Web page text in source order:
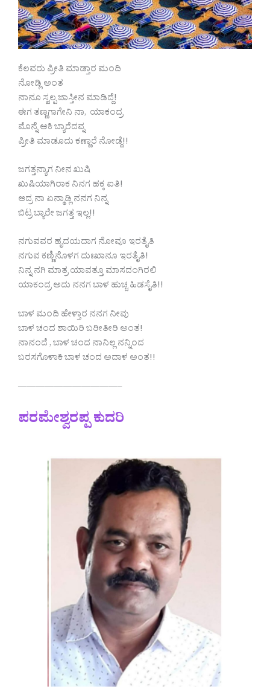
ಕೆಲವರು ಪ್ರೀತಿ ಮಾಡ್ತಾರ ಮಂದಿ
ನೋಡ್ಲಿ‌ ಅಂತ
ನಾನೂ ಸ್ವಲ್ಪ ಜಾಸ್ತೀನ ಮಾಡಿದ್ದೆ!
ಈಗ ತಣ್ಣಗಾಗೇನಿ ನಾ, ಯಾಕಂದ್ರ
ಮೊನ್ನೆ ಅಕಿ ಬ್ಯಾರೆದವ್ನ
ಪ್ರೀತಿ ಮಾಡೂದು ಕಣ್ಣಾರೆ ನೋಡ್ದೆ!!
ಜಗತ್ತನ್ಯಾಗ ನೀನ ಖುಷಿ
ಖುಷಿಯಾಗಿರಾಕ ನಿನಗ ಹಕ್ಕ ಐತಿ!
ಆದ್ರ ನಾ ಏನ್ಮಾಡ್ಲಿ ನನಗ ನಿನ್ನ
ಬಿಟ್ರ ಬ್ಯಾರೇ ಜಗತ್ತ ಇಲ್ಲ!!
ನಗುವವರ ಹೃದಯದಾಗ ನೋವೂ ಇರತೈತಿ
ನಗುವ ಕಣ್ಣಿನೊಳಗ ದುಃಖಾನೂ ಇರತೈತಿ!
ನಿನ್ನ ನಗಿ ಮಾತ್ರ ಯಾವತ್ತೂ ಮಾಸದಂಗಿರಲಿ
ಯಾಕಂದ್ರ ಅದು ನನಗ ಬಾಳ ಹುಚ್ಚ ಹಿಡಸೈತಿ!!
ಬಾಳ ಮಂದಿ ಹೇಳ್ತಾರ ನನಗ ನೀವು
ಬಾಳ ಚಂದ ಶಾಯಿರಿ ಬರೀತೀರಿ ಅಂತ!
ನಾನಂದೆ , ಬಾಳ ಚಂದ ನಾನಿಲ್ಲ ನನ್ನಿಂದ
ಬರಸಗೊಳಾಕಿ ಬಾಳ ಚಂದ ಅದಾಳ ಅಂತ!!
———————————–
ಪರಮೇಶ್ವರಪ್ಪ ಕುದರಿ